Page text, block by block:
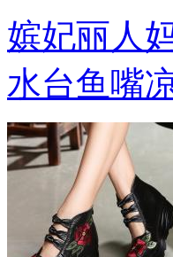
嫔妃丽人
水台鱼嘴